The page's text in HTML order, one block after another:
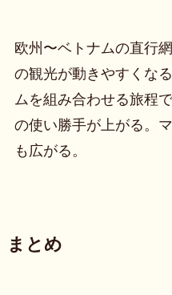
欧州〜ベトナムの直行
の観光が動きやすくな
ムを組み合わせる旅程
の使い勝手が上がる。
も広がる。
まとめ